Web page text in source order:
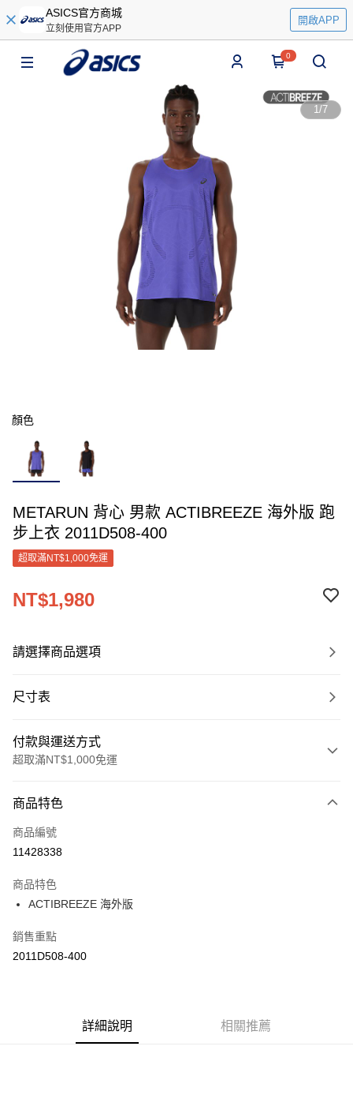
ASICS官方商城
立刻使用官方APP
開啟APP
0
1/7
顏色
METARUN 背心 男款 ACTIBREEZE 海外版 跑
步上衣 2011D508-400
超取滿NT$1,000免運
NT$1,980
請選擇商品選項
尺寸表
付款與運送方式
超取滿NT$1,000免運
信用卡一次付款
信用卡分期付款
合作金庫商業銀行
華南商業銀行
國泰世華商業銀行
臺灣中小企業銀行
玉山商業銀行
星展（台灣）商業銀行
台新國際商業銀行
運送方式
付款後全家取貨(僅限台灣本島，離島恕不配送) 預計5-7個工
付款後萊爾富取貨(僅限台灣本島，離島恕不配送) 預計5-7個
商品特色
商品編號
11428338
商品特色
ACTIBREEZE 海外版
銷售重點
2011D508-400
詳細說明 相關推薦